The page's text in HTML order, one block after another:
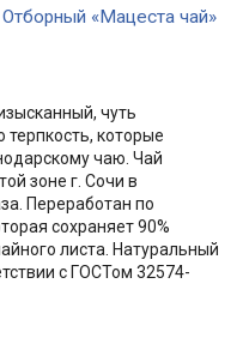
«Мацеста чай»
чуть
терпкость, которые
чаю. Чай
зоне г. Сочи в
Переработан по
сохраняет 90%
листа. Натуральный
с ГОСТом 32574-